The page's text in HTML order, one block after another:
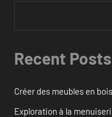
Recent Posts
Créer des meubles en
Exploration à la